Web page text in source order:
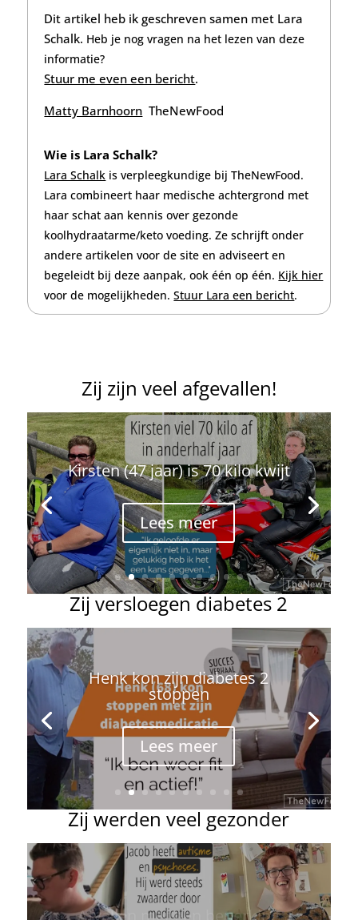
Dit artikel heb ik geschreven samen met Lara
Schalk. Heb je nog vragen na het lezen van deze
informatie?
Stuur me even een bericht.
Matty Barnhoorn TheNewFood
Wie is Lara Schalk?
Lara Schalk is verpleegkundige bij TheNewFood.
Lara combineert haar medische achtergrond met
haar schat aan kennis over gezonde
koolhydraatarme/keto voeding. Ze schrijft onder
andere artikelen voor de site en adviseert en
begeleidt bij deze aanpak, ook één op één. Kijk hier
voor de mogelijkheden. Stuur Lara een bericht.
Zij zijn veel afgevallen!
Kirsten (47 jaar) is 70 kilo kwijt
Lees meer
Zij versloegen diabetes 2
Bertha (74): na 30 jaar
insulinevrij
Lees meer
Zij werden veel gezonder
Afvallen met een beperking